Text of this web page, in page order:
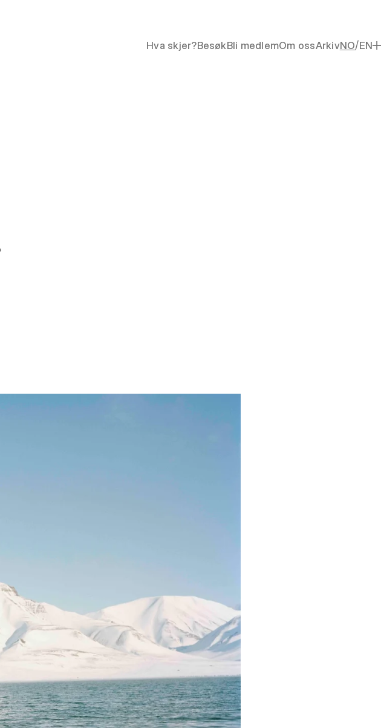
Hva skjer?BesøkBli medlemOm ossArkivNO/EN